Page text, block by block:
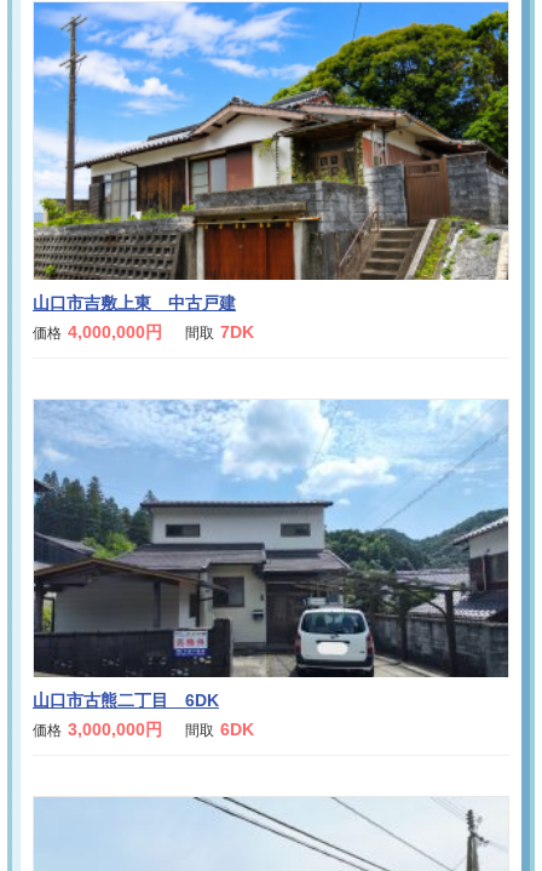
山口市吉敷上東 中古戸建
価格 4,000,000円 間取 7DK
山口市古熊二丁目 6DK
価格 3,000,000円 間取 6DK